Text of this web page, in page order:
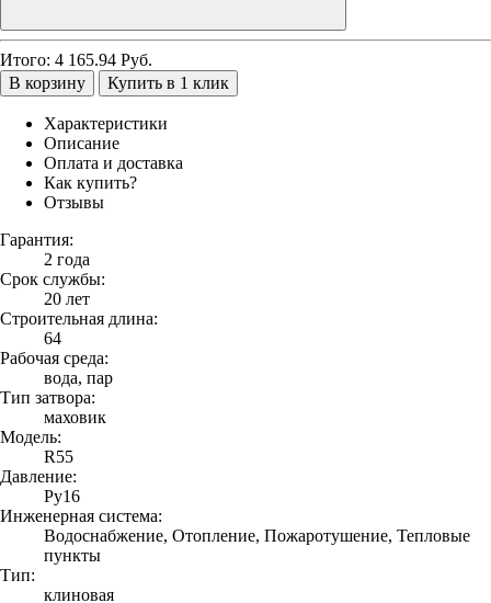
Итого: 4 165.94 Руб.
В корзину
Купить в 1 клик
Характеристики
Описание
Оплата и доставка
Как купить?
Отзывы
Гарантия:
2 года
Срок службы:
20 лет
Строительная длина:
64
Рабочая среда:
вода, пар
Тип затвора:
маховик
Модель:
R55
Давление:
Ру16
Инженерная система:
Водоснабжение, Отопление, Пожаротушение, Тепловые
пункты
Тип:
клиновая